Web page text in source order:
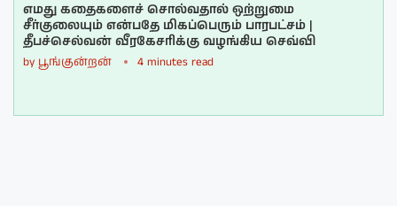
எமது கதைகளைச் சொல்வதால் ஒற்றுமை
சீர்குலையும் என்பதே மிகப்பெரும் பாரபட்சம் |
தீபச்செல்வன் வீரகேசரிக்கு வழங்கிய செவ்வி
by பூங்குன்றன் 4 minutes read